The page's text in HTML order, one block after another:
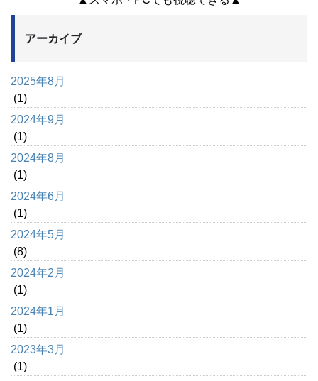
アーカイブ
2025年8月
(1)
2024年9月
(1)
2024年8月
(1)
2024年6月
(1)
2024年5月
(8)
2024年2月
(1)
2024年1月
(1)
2023年3月
(1)